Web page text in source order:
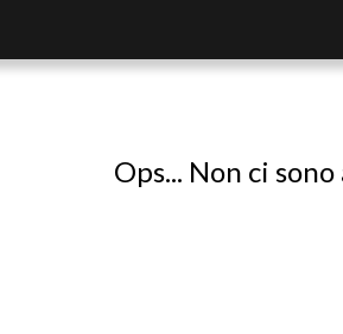
Ops... Non ci